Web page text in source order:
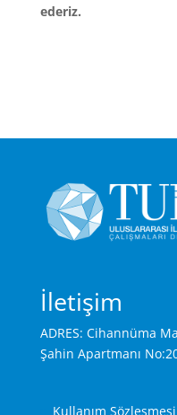
ederiz.
İletişim
ADRES: Cihannüma
Şahin Apartmanı
Kullanım Sözleşmesi